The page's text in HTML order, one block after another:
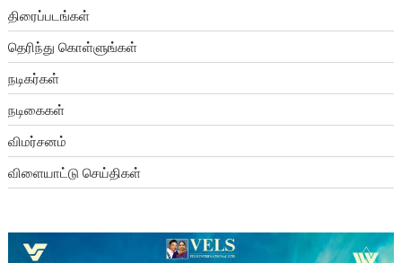
திரைப்படங்கள்
தெரிந்து கொள்ளுங்கள்
நடிகர்கள்
நடிகைகள்
விமர்சனம்
விளையாட்டு செய்திகள்